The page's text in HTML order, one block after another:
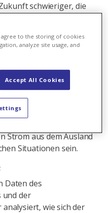
schwieriger, die
Deutschland.
Frage, wie im
werden kann,
der Kernkraft auch
vom Netz
(siehe Box) soll
Strom aus dem Ausland
Situationen sein.
Daten des
und der
wie sich der
agree to the storing of cookies
analyze site usage, and
Accept All Cookies